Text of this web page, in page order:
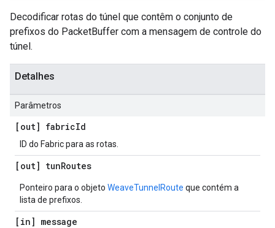
Decodificar rotas do túnel que contêm o conjunto de
prefixos do PacketBuffer com a mensagem de controle do
túnel.
Detalhes
Parâmetros
[out] fabricId
ID do Fabric para as rotas.
[out] tunRoutes
Ponteiro para o objeto WeaveTunnelRoute que contém a
lista de prefixos.
[in] message